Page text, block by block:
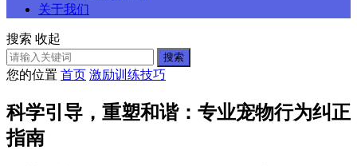
关于我们
搜索 收起
搜索
您的位置 首页 激励训练技巧
科学引导，重塑和谐：专业宠物行为纠正
指南